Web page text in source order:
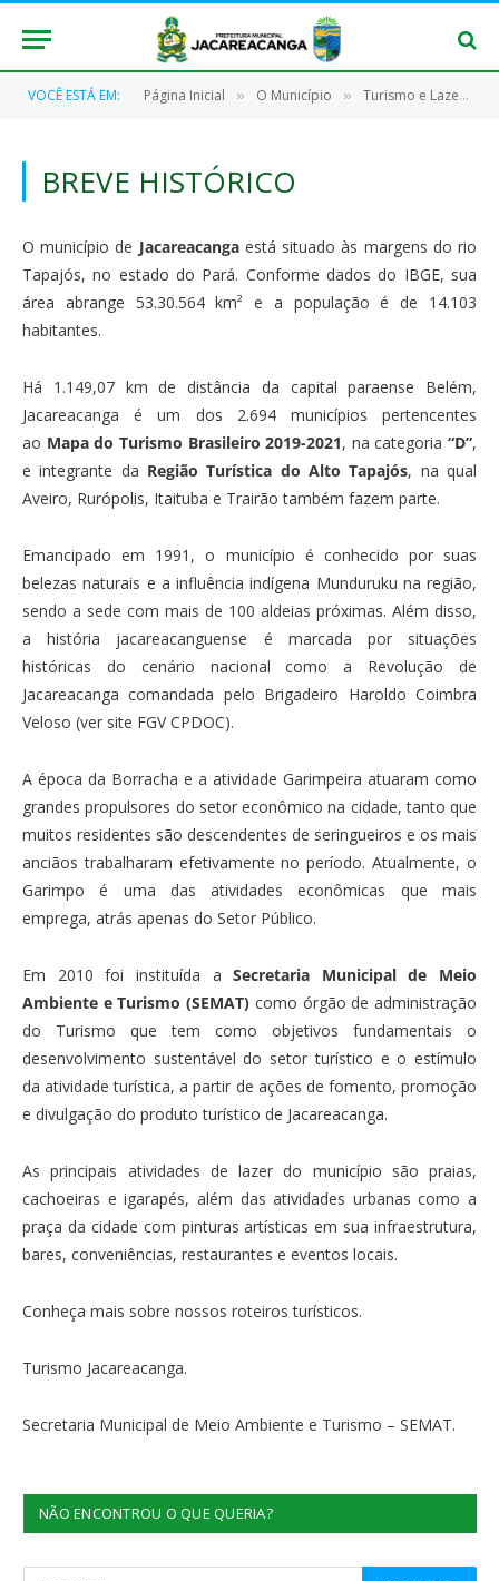
VOCÊ ESTÁ EM: Página Inicial » O Município » Turismo e Lazer
BREVE HISTÓRICO
O município de Jacareacangaestá situado às margens do rio
Tapajós, no estado do Pará. Conforme dados do IBGE, sua
área abrange 53.30.564 km² e a população é de 14.103
habitantes.
Há 1.149,07 km de distância da capital paraense Belém,
Jacareacanga é um dos 2.694 municípios pertencentes
ao Mapa do Turismo Brasileiro 2019-2021, na categoria “D”,
e integrante da Região Turística do Alto Tapajós, na qual
Aveiro, Rurópolis, Itaituba e Trairão também fazem parte.
Emancipado em 1991, o município é conhecido por suas
belezas naturais e a influência indígena Munduruku na região,
sendo a sede com mais de 100 aldeias próximas. Além disso,
a história jacareacanguense é marcada por situações
históricas do cenário nacional como a Revolução de
Jacareacanga comandada pelo Brigadeiro Haroldo Coimbra
Veloso (ver site FGV CPDOC).
A época da Borracha e a atividade Garimpeira atuaram como
grandes propulsores do setor econômico na cidade, tanto que
muitos residentes são descendentes de seringueiros e os mais
anciãos trabalharam efetivamente no período. Atualmente, o
Garimpo é uma das atividades econômicas que mais
emprega, atrás apenas do Setor Público.
Em 2010 foi instituída aSecretaria Municipal de Meio
Ambiente e Turismo (SEMAT) como órgão de administração
do Turismo que tem como objetivos fundamentais o
desenvolvimento sustentável do setor turístico e o estímulo
da atividade turística, a partir de ações de fomento, promoção
e divulgação do produto turístico de Jacareacanga.
As principais atividades de lazer do município são praias,
cachoeiras e igarapés, além das atividades urbanas como a
praça da cidade com pinturas artísticas em sua infraestrutura,
bares, conveniências, restaurantes e eventos locais.
Conheça mais sobre nossos roteiros turísticos.
Turismo Jacareacanga.
Secretaria Municipal de Meio Ambiente e Turismo – SEMAT.
NÃO ENCONTROU O QUE QUERIA?